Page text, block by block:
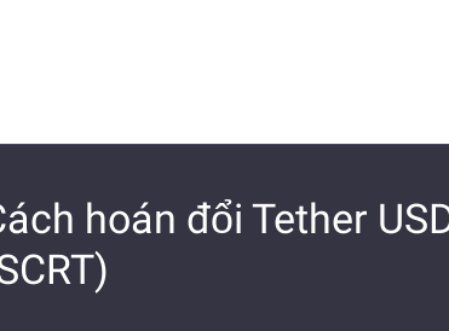
hoán đổi Tether